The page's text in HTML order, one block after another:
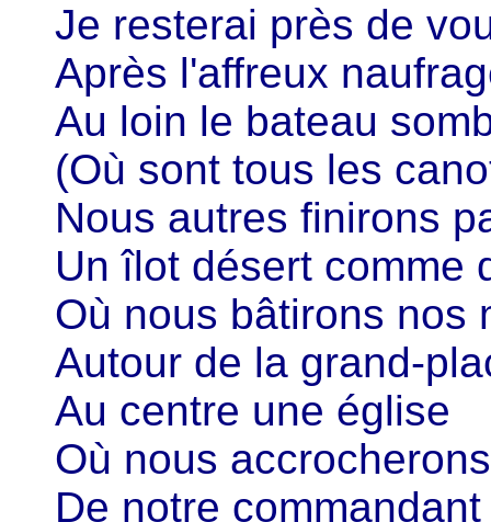
Je resterai près de
Après l'affreux
Au loin le bateau
(Où sont tous les
Nous autres finirons
Un îlot désert comme
Où nous bâtirons nos
Autour de la grand-
Au centre une église
Où nous
De notre